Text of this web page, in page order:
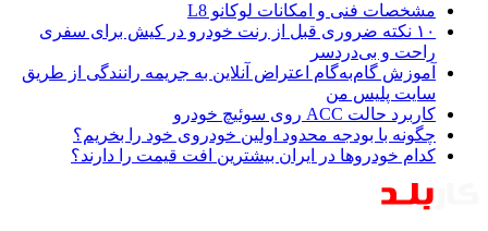
مشخصات فنی و امکانات لوکانو L8
۱۰ نکته ضروری قبل از رنت خودرو در کیش برای سفری
راحت و بی‌دردسر
آموزش گام‌به‌گام اعتراض آنلاین به جریمه رانندگی از طریق
سایت پلیس من
کاربرد حالت ACC روی سوئیچ خودرو
چگونه با بودجه محدود اولین خودروی خود را بخریم؟
کدام خودروها در ایران بیشترین افت قیمت را دارند؟